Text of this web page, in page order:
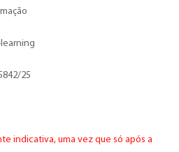
25
indicativa, uma vez que só após a